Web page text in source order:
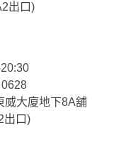
口)
威大廈地下8A舖
口)